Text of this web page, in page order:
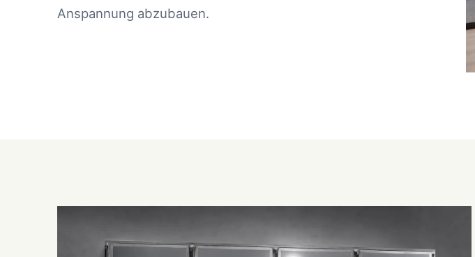
Anspannung abzubauen.